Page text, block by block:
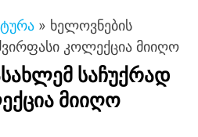
» ხელოვნების
კოლექცია მიიღო
საჩუქრად
მიიღო